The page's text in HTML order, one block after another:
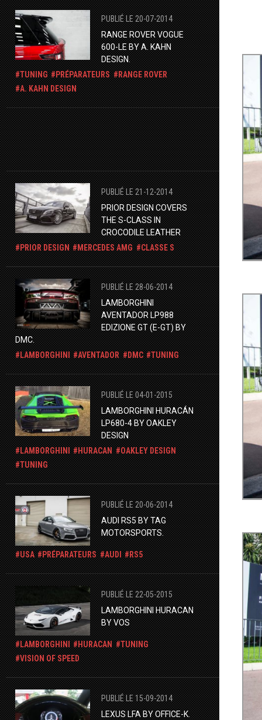
PUBLIÉ LE 20-07-2014
RANGE ROVER VOGUE
600-LE BY A. KAHN
DESIGN.
TUNING
PRÉPARATEURS
RANGE ROVER
A. KAHN DESIGN
PUBLIÉ LE 21-12-2014
PRIOR DESIGN COVERS
THE S-CLASS IN
CROCODILE LEATHER
PRIOR DESIGN
MERCEDES AMG CLASSE S
PUBLIÉ LE 28-06-2014
LAMBORGHINI
AVENTADOR LP988
EDIZIONE GT (E-GT) BY
DMC.
LAMBORGHINI
AVENTADOR DMC TUNING
PUBLIÉ LE 04-01-2015
LAMBORGHINI HURACÁN
LP680-4 BY OAKLEY
DESIGN
LAMBORGHINI
HURACAN
OAKLEY DESIGN
TUNING
PUBLIÉ LE 20-06-2014
AUDI RS5 BY TAG
MOTORSPORTS.
USA PRÉPARATEURS AUDI RS5
PUBLIÉ LE 22-05-2015
LAMBORGHINI HURACAN
BY VOS
LAMBORGHINI HURACAN
TUNING
VISION OF SPEED
PUBLIÉ LE 15-09-2014
LEXUS LFA BY OFFICE-K.